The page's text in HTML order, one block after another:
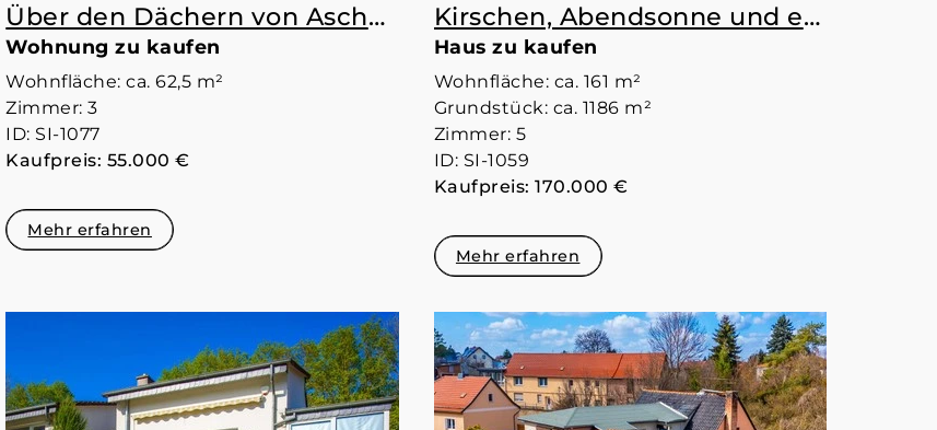
Über den Dächern von Aschersleben
Wohnung zu kaufen
Wohnfläche: ca. 62,5 m²
Zimmer: 3
ID: SI-1077
Kaufpreis: 55.000 €
Mehr erfahren
Kirschen, Abendsonne und ein Haus mit Harzgefühl
Haus zu kaufen
Wohnfläche: ca. 161 m²
Grundstück: ca. 1186 m²
Zimmer: 5
ID: SI-1059
Kaufpreis: 170.000 €
Mehr erfahren